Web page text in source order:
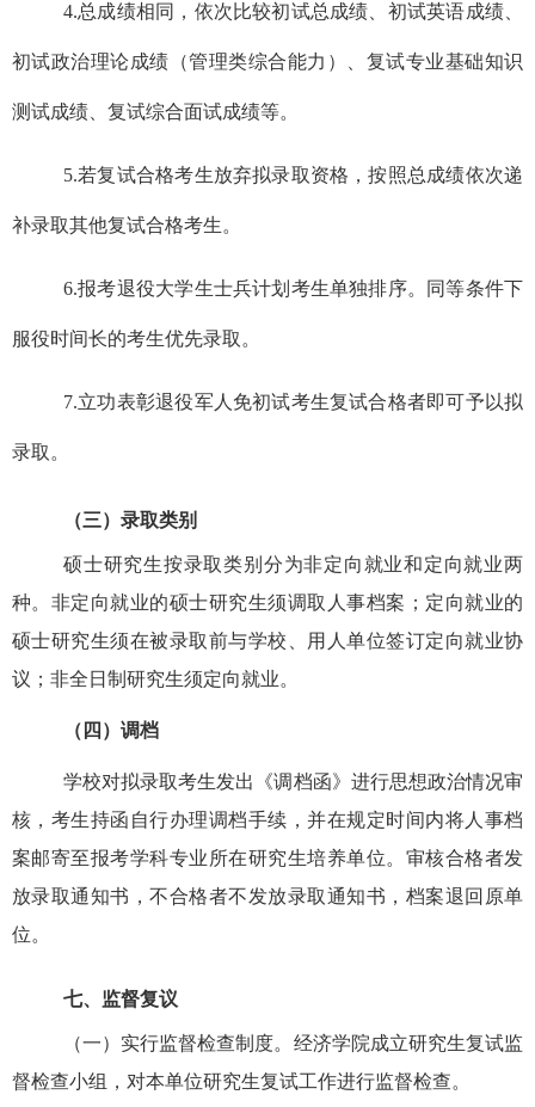
4.总成绩相同，依次比较初试总成绩、初试英语成绩、
初试政治理论成绩（管理类综合能力）、复试专业基础知识
测试成绩、复试综合面试成绩等。
5.若复试合格考生放弃拟录取资格，按照总成绩依次递
补录取其他复试合格考生。
6.报考退役大学生士兵计划考生单独排序。同等条件下
服役时间长的考生优先录取。
7.立功表彰退役军人免初试考生复试合格者即可予以拟
录取。
（三）录取类别
硕士研究生按录取类别分为非定向就业和定向就业两
种。非定向就业的硕士研究生须调取人事档案；定向就业的
硕士研究生须在被录取前与学校、用人单位签订定向就业协
议；非全日制研究生须定向就业。
（四）调档
学校对拟录取考生发出《调档函》进行思想政治情况审
核，考生持函自行办理调档手续，并在规定时间内将人事档
案邮寄至报考学科专业所在研究生培养单位。审核合格者发
放录取通知书，不合格者不发放录取通知书，档案退回原单
位。
七、监督复议
（一） 实行监督检查制度。 经济学院成立研究生复试监
督检查小组，对本单位研究生复试工作进行监督检查。